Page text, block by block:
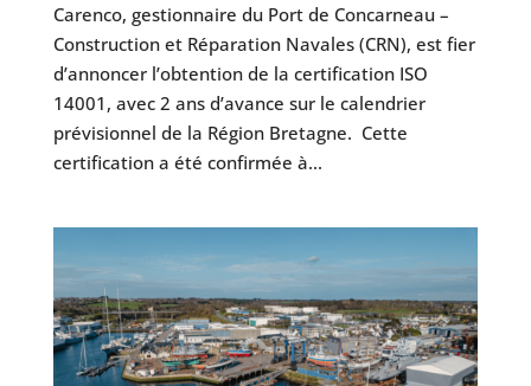
Carenco, gestionnaire du Port de Concarneau –
Construction et Réparation Navales (CRN), est fier
d’annoncer l’obtention de la certification ISO
14001, avec 2 ans d’avance sur le calendrier
prévisionnel de la Région Bretagne. Cette
certification a été confirmée à...